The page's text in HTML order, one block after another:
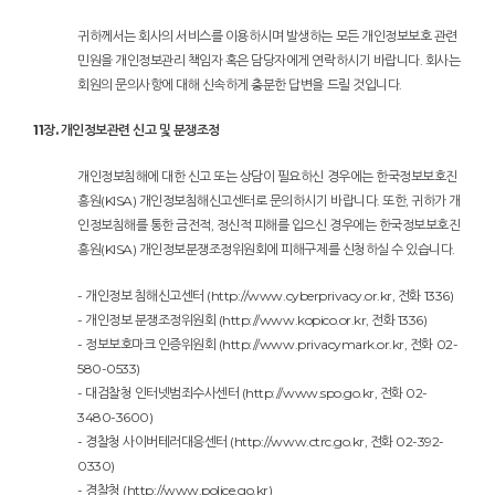
귀하께서는 회사의 서비스를 이용하시며 발생하는 모든 개인정보보호 관련
민원을 개인정보관리 책임자 혹은 담당자에게 연락하시기 바랍니다. 회사는
회원의 문의사항에 대해 신속하게 충분한 답변을 드릴 것입니다.
11장. 개인정보관련 신고 및 분쟁조정
개인정보침해에 대한 신고 또는 상담이 필요하신 경우에는 한국정보보호진
흥원(KISA) 개인정보침해신고센터로 문의하시기 바랍니다. 또한, 귀하가 개
인정보침해를 통한 금전적, 정신적 피해를 입으신 경우에는 한국정보보호진
흥원(KISA) 개인정보분쟁조정위원회에 피해구제를 신청하실 수 있습니다.
- 개인정보 침해신고센터 (http://www.cyberprivacy.or.kr, 전화 1336)
- 개인정보 분쟁조정위원회 (http://www.kopico.or.kr, 전화 1336)
- 정보보호마크 인증위원회 (http://www.privacymark.or.kr, 전화 02-
580-0533)
- 대검찰청 인터넷범죄수사센터 (http://www.spo.go.kr, 전화 02-
3480-3600)
- 경찰청 사이버테러대응센터 (http://www.ctrc.go.kr, 전화 02-392-
0330)
- 경찰청 (http://www.police.go.kr)